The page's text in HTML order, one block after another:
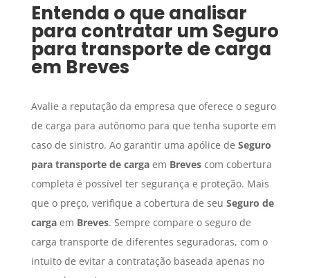
Entenda o que analisar
para contratar um Seguro
para transporte de carga
em Breves
Avalie a reputação da empresa que oferece o seguro
de carga para autônomo para que tenha suporte em
caso de sinistro. Ao garantir uma apólice de Seguro
para transporte de cargaem Brevescom cobertura
completa é possível ter segurança e proteção. Mais
que o preço, verifique a cobertura de seu Seguro de
cargaem Breves. Sempre compare o seguro de
carga transporte de diferentes seguradoras, com o
intuito de evitar a contratação baseada apenas no